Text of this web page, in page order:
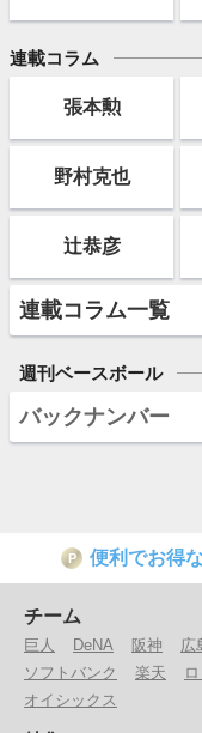
連載コラム
張本勲
野村克也
辻恭彦
連載コラム一覧
週刊ベースボール
バックナンバー
P 便利でお得
チーム
巨人 DeNA 阪神 広
ソフトバンク
楽天
オイシックス